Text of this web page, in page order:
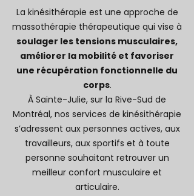
La kinésithérapie est une approche de
massothérapie thérapeutique qui vise à
soulager les tensions musculaires,
améliorer la mobilité et favoriser
une récupération fonctionnelle du
corps.
À Sainte-Julie, sur la Rive-Sud de
Montréal, nos services de kinésithérapie
s’adressent aux personnes actives, aux
travailleurs, aux sportifs et à toute
personne souhaitant retrouver un
meilleur confort musculaire et
articulaire.